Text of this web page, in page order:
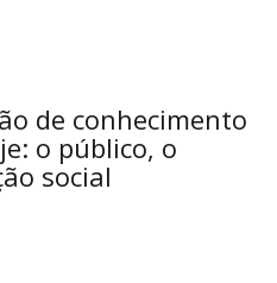
de conhecimento
o público, o
social